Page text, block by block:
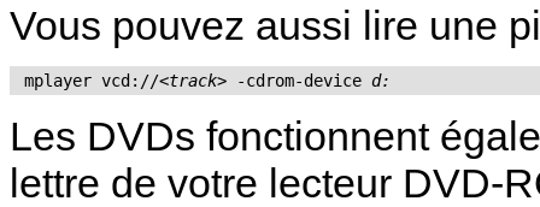
Vous pouvez aussi lire une
mplayer vcd://<track> -cdrom-device d:
Les DVDs fonctionnent
lettre de votre lecteur DVD-